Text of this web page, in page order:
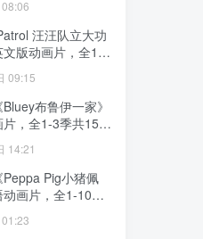
载！
汪汪队立大功
版动画片，全1-
字幕，带配套音
百度网盘下载！
09:15
布鲁伊一家》
片，全1-3季共156
网盘下载！
14:21
Pig小猪佩
画片，全1-10季
载！